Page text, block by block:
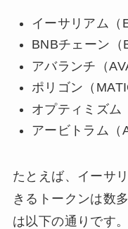
イーサリアム（
BNBチェーン（
アバランチ（
ポリゴン（
オプティミズム
アービトラム（
たとえば、イーサ
きるトークンは数
は以下の通りです。